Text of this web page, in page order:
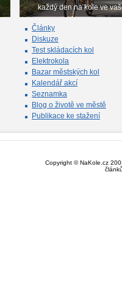
každý den na kole ve
Články
Diskuze
Test skládacích kol
Elektrokola
Bazar městských kol
Kalendář akcí
Seznamka
Blog o životě ve městě
Publikace ke stažení
Copyright © NaKole.cz